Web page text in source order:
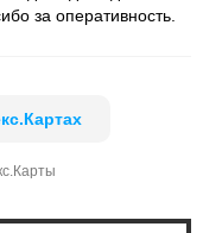
за оперативность.